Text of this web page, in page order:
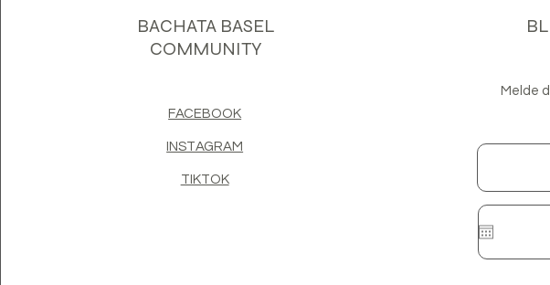
BACHATA BASEL
COMMUNITY
FACEBOOK
INSTAGRAM
TIKTOK
Melde